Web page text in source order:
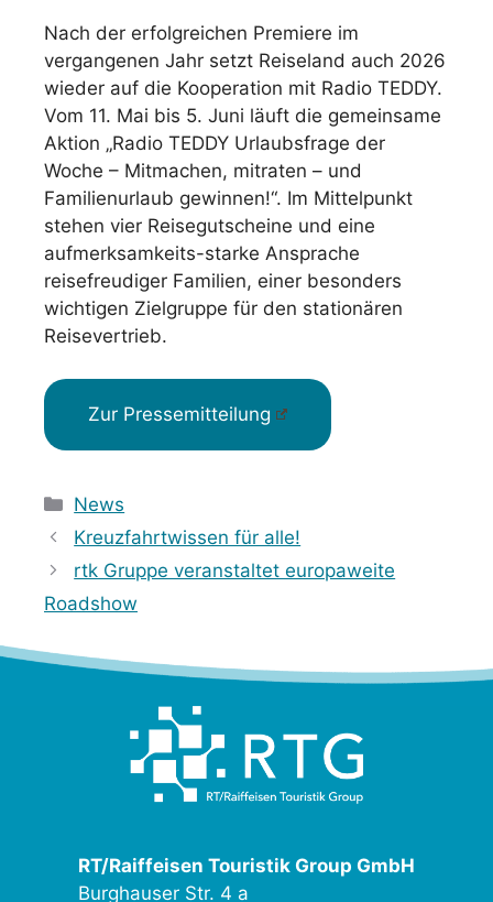
Nach der erfolgreichen Premiere im
vergangenen Jahr setzt Reiseland auch 2026
wieder auf die Kooperation mit Radio TEDDY.
Vom 11. Mai bis 5. Juni läuft die gemeinsame
Aktion „Radio TEDDY Urlaubsfrage der
Woche – Mitmachen, mitraten – und
Familienurlaub gewinnen!“. Im Mittelpunkt
stehen vier Reisegutscheine und eine
aufmerksamkeits-starke Ansprache
reisefreudiger Familien, einer besonders
wichtigen Zielgruppe für den stationären
Reisevertrieb.
Zur Pressemitteilung
Kategorien
News
Kreuzfahrtwissen für alle!
rtk Gruppe veranstaltet europaweite
Roadshow
RT/Raiffeisen Touristik Group GmbH
Burghauser Str. 4 a